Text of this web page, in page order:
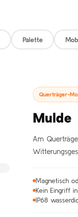
Palette
Querträger-
Mulde
Am
Magnetisch
Kein Eingriff
IP68